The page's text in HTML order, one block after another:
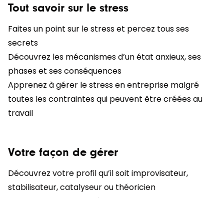
Tout savoir sur le stress
Faites un point sur le stress et percez tous ses
secrets
Découvrez les mécanismes d’un état anxieux, ses
phases et ses conséquences
Apprenez à gérer le stress en entreprise malgré
toutes les contraintes qui peuvent être créées au
travail
Votre façon de gérer
Découvrez votre profil qu’il soit improvisateur,
stabilisateur, catalyseur ou théoricien